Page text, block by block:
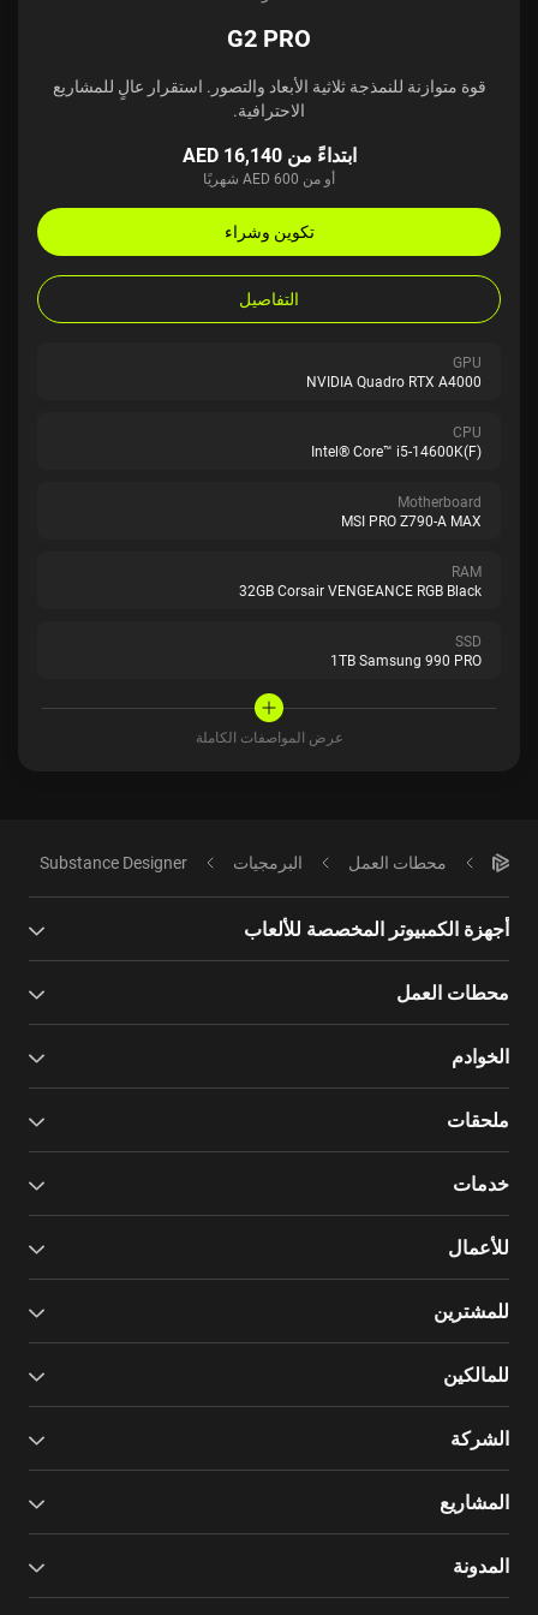
G2 PRO
قوة متوازنة للنمذجة ثلاثية الأبعاد والتصور. استقرار عالٍ للمشاريع
الاحترافية.
ابتداءً من AED 16,140
أو من AED 600 شهريًا
تكوين وشراء
التفاصيل
GPU
NVIDIA Quadro RTX A4000
CPU
Intel® Core™ i5-14600K(F)
Motherboard
MSI PRO Z790-A MAX
RAM
32GB Corsair VENGEANCE RGB Black
SSD
1TB Samsung 990 PRO
عرض المواصفات الكاملة
محطات العمل البرمجيات Substance Designer
أجهزة الكمبيوتر المخصصة للألعاب
محطات العمل
الخوادم
ملحقات
خدمات
للأعمال
للمشترين
للمالكين
الشركة
المشاريع
المدونة